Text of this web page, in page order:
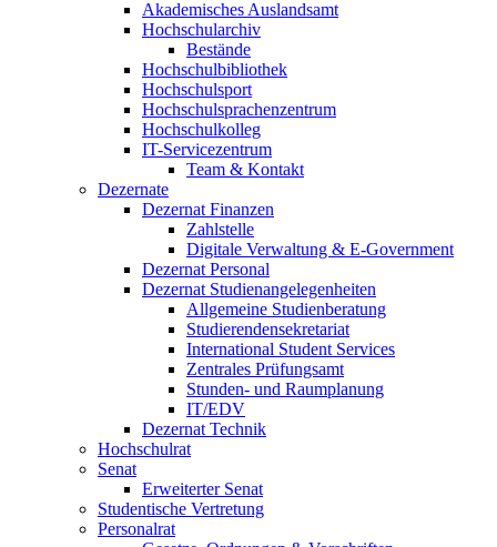
Akademisches Auslandsamt
Hochschularchiv
Bestände
Hochschulbibliothek
Hochschulsport
Hochschulsprachenzentrum
Hochschulkolleg
IT-Servicezentrum
Team & Kontakt
Dezernate
Dezernat Finanzen
Zahlstelle
Digitale Verwaltung & E-Government
Dezernat Personal
Dezernat Studienangelegenheiten
Allgemeine Studienberatung
Studierendensekretariat
International Student Services
Zentrales Prüfungsamt
Stunden- und Raumplanung
IT/EDV
Dezernat Technik
Hochschulrat
Senat
Erweiterter Senat
Studentische Vertretung
Personalrat